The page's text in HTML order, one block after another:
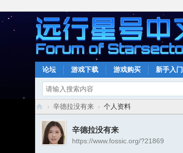
论坛 游戏下载 游戏购买 新手入门
远
› 辛德拉没有来 › 个人资料
辛德拉没有来
https://www.fossic.org/?21869